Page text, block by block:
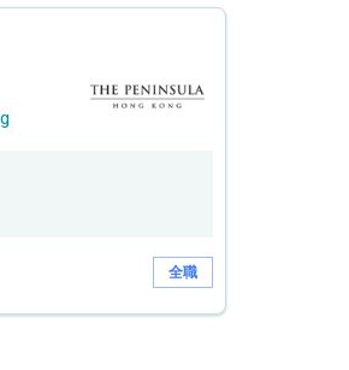
全職